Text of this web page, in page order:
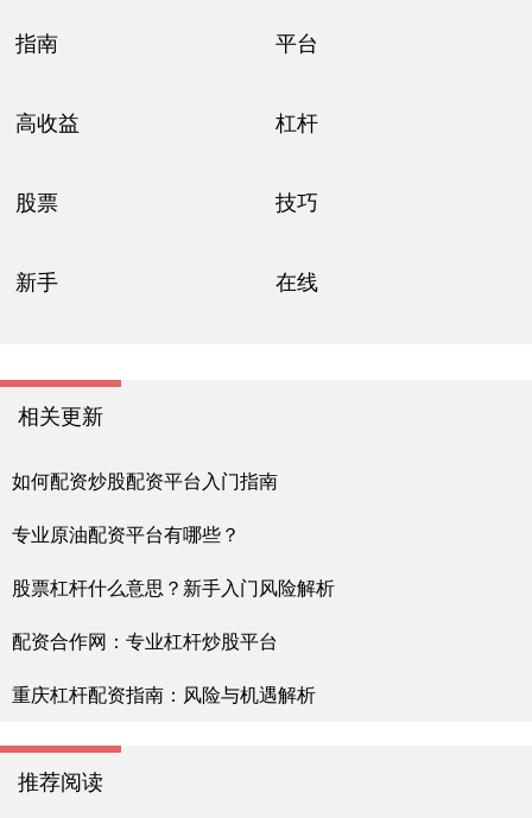
指南 平台
高收益 杠杆
股票 技巧
新手 在线
相关更新
如何配资炒股配资平台入门指南
专业原油配资平台有哪些？
股票杠杆什么意思？新手入门风险解析
配资合作网：专业杠杆炒股平台
重庆杠杆配资指南：风险与机遇解析
推荐阅读